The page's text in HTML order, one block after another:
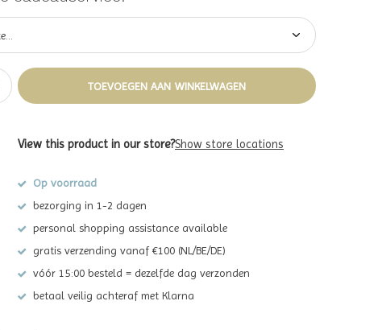
TOEVOEGEN AAN WINKELWAGEN
View this product in our store?Show store locations
Op voorraad
bezorging in 1-2 dagen
personal shopping assistance available
gratis verzending vanaf €100 (NL/BE/DE)
vóór 15:00 besteld = dezelfde dag verzonden
betaal veilig achteraf met Klarna